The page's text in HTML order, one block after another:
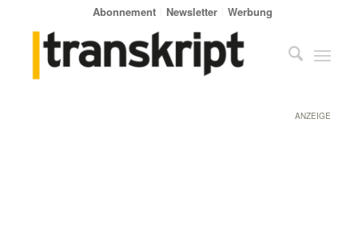
Abonnement Newsletter Werbung
ANZEIGE